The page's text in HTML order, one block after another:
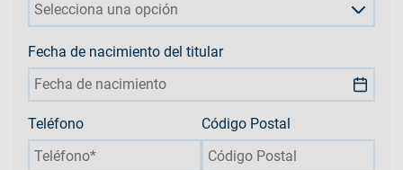
Selecciona una opción
Fecha de nacimiento del titular
Teléfono Código Postal